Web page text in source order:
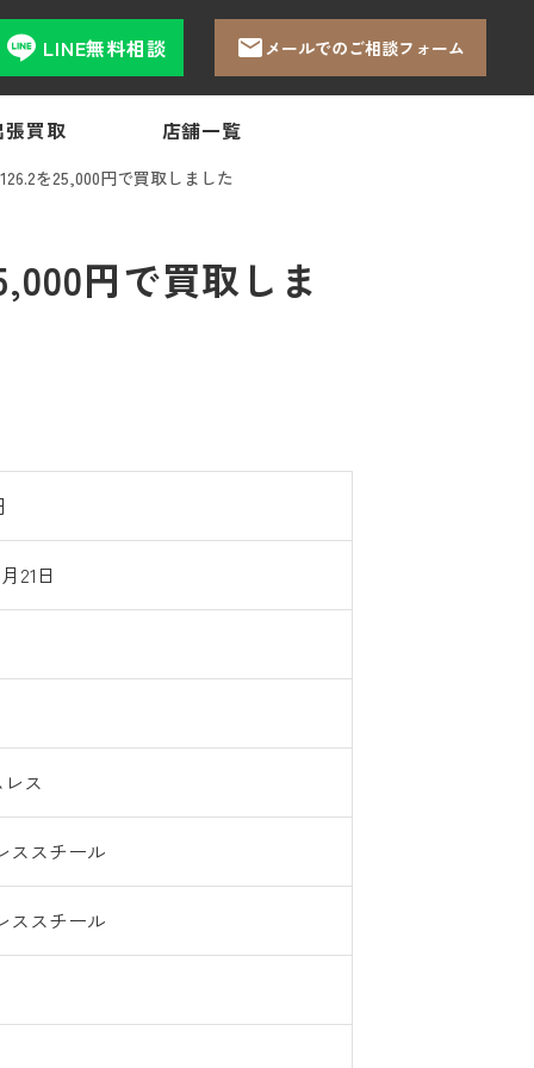
LINE無料相談 メールでのご相談フォーム
張買取 店舗一覧
を25,000円で買取しました
円で買取しま
21日
ス
ススチール
ススチール